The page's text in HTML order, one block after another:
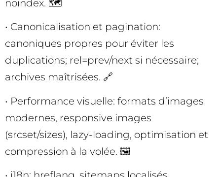
noindex. 🗺️
• Canonicalisation et pagination:
canoniques propres pour éviter les
duplications; rel=prev/next si nécessaire;
archives maîtrisées. 🔗
• Performance visuelle: formats d’images
modernes, responsive images
(srcset/sizes), lazy-loading, optimisation et
compression à la volée. 🖼️